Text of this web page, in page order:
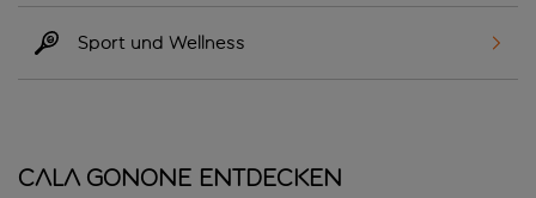
Sport und Wellness
Cala Gonone entdecken